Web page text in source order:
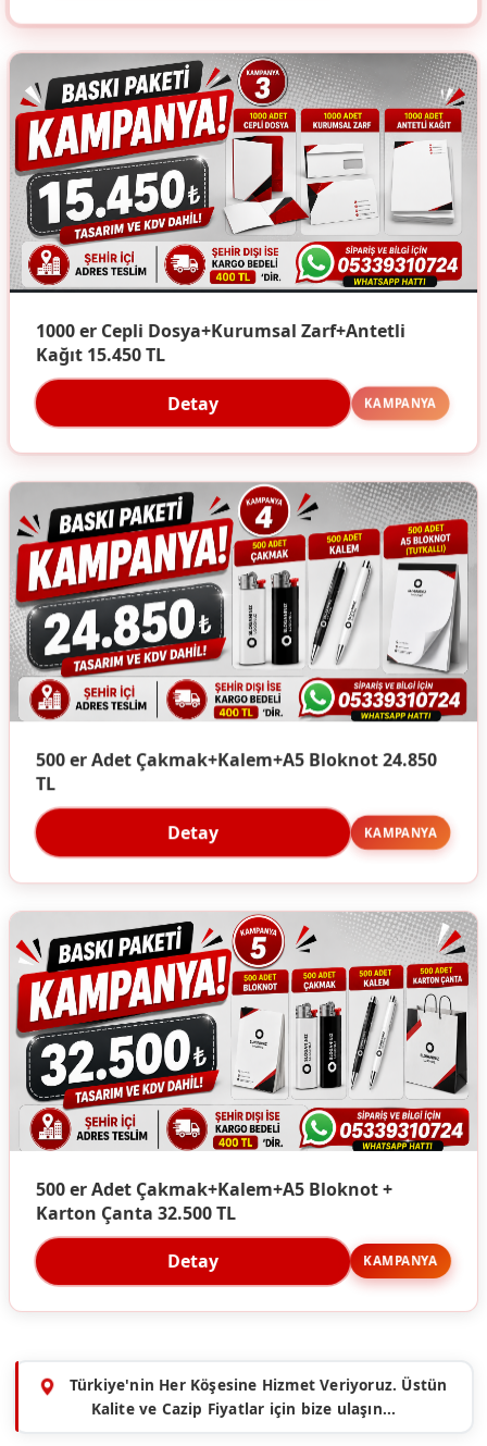
1000 er Cepli Dosya+Kurumsal Zarf+Antetli
Kağıt 15.450 TL
Detay KAMPANYA
500 er Adet Çakmak+Kalem+A5 Bloknot 24.850
TL
Detay KAMPANYA
500 er Adet Çakmak+Kalem+A5 Bloknot +
Karton Çanta 32.500 TL
Detay KAMPANYA
Türkiye'nin Her Köşesine Hizmet Veriyoruz. Üstün
Kalite ve Cazip Fiyatlar için bize ulaşın...